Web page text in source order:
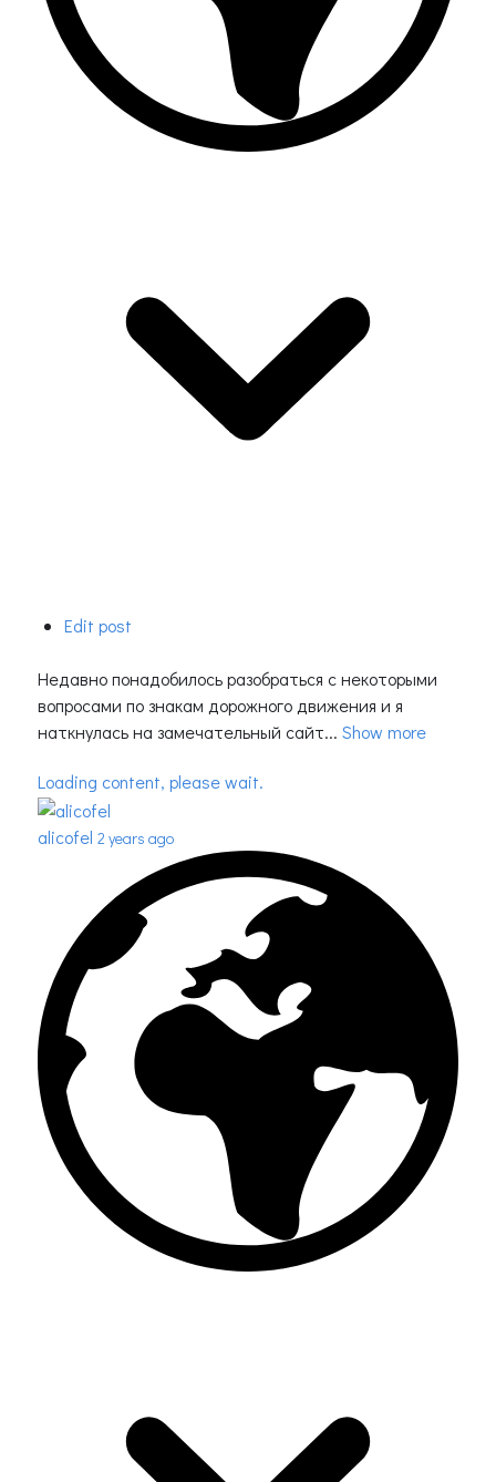
Edit post
Недавно понадобилось разобраться с некоторыми
вопросами по знакам дорожного движения и я
наткнулась на замечательный сайт... Show more
Loading content, please wait.
alicofel 2 years ago